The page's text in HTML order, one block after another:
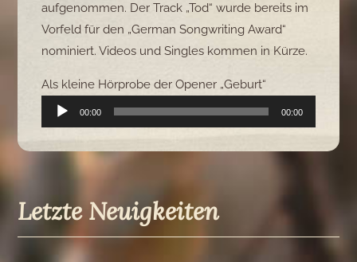
aufgenommen. Der Track „Tod“ wurde bereits im
Vorfeld für den „German Songwriting Award“
nominiert. Videos und Singles kommen in Kürze.
Als kleine Hörprobe der Opener „Geburt“
Audio-
00:00 00:00
Letzte Neuigkeiten